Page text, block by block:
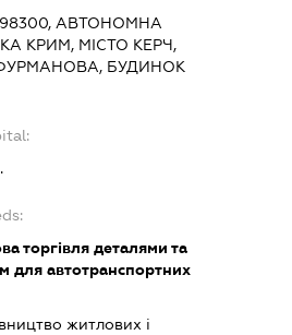
98300, АВТОНОМНА
КРИМ, МІСТО КЕРЧ,
БУДИНОК
торгівля деталями та
для автотранспортних
житлових і